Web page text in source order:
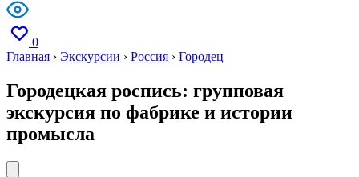
0
Главная › Экскурсии › Россия › Городец
Городецкая роспись: групповая
экскурсия по фабрике и истории
промысла